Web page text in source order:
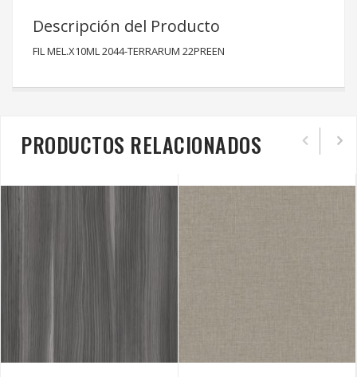
Descripción del Producto
FIL MEL.X10ML 2044-TERRARUM 22PREEN
PRODUCTOS RELACIONADOS